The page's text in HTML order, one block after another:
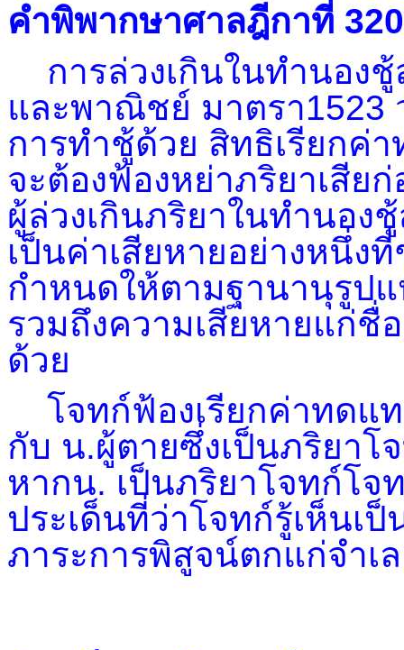
คำพิพากษาศาลฎีกาที่
การล่วงเกินในทำนอง
และพาณิชย์ มาตรา1523
การทำชู้ด้วย สิทธิเรียกค่
จะต้องฟ้องหย่าภริยาเสีย
ผู้ล่วงเกินภริยาในทำนอ
เป็นค่าเสียหายอย่างหนึ่ง
กำหนดให้ตามฐานานุรูปแ
รวมถึงความเสียหายแก่ชื่
ด้วย
โจทก์ฟ้องเรียกค่าทดแท
กับ น.ผู้ตายซึ่งเป็นภริยาโ
หากน. เป็นภริยาโจทก์โจ
ประเด็นที่ว่าโจทก์รู้เห็นเ
ภาระการพิสูจน์ตกแก่จำเ